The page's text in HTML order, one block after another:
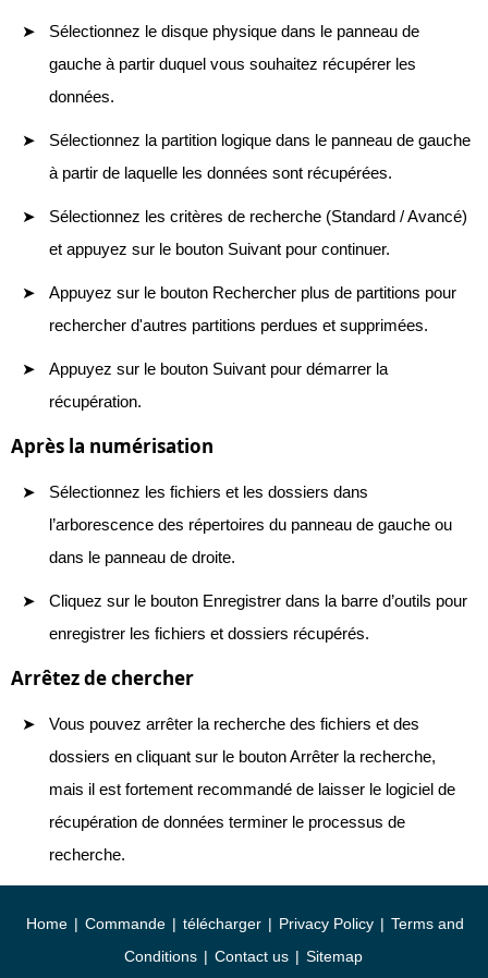
Sélectionnez le disque physique dans le panneau de
gauche à partir duquel vous souhaitez récupérer les
données.
Sélectionnez la partition logique dans le panneau de gauche
à partir de laquelle les données sont récupérées.
Sélectionnez les critères de recherche (Standard / Avancé)
et appuyez sur le bouton Suivant pour continuer.
Appuyez sur le bouton Rechercher plus de partitions pour
rechercher d'autres partitions perdues et supprimées.
Appuyez sur le bouton Suivant pour démarrer la
récupération.
Après la numérisation
Sélectionnez les fichiers et les dossiers dans
l’arborescence des répertoires du panneau de gauche ou
dans le panneau de droite.
Cliquez sur le bouton Enregistrer dans la barre d’outils pour
enregistrer les fichiers et dossiers récupérés.
Arrêtez de chercher
Vous pouvez arrêter la recherche des fichiers et des
dossiers en cliquant sur le bouton Arrêter la recherche,
mais il est fortement recommandé de laisser le logiciel de
récupération de données terminer le processus de
recherche.
Home | Commande | télécharger | Privacy Policy | Terms and
Conditions | Contact us | Sitemap